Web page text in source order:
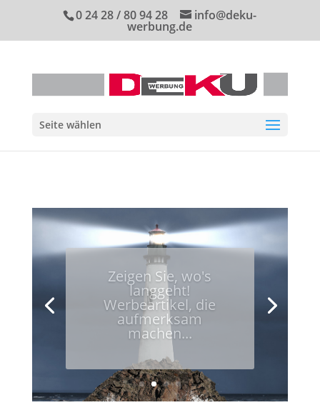
0 24 28 / 80 94 28 info@deku-
werbung.de
Seite wählen
Zeigen Sie, wo's
langgeht!
Werbeartikel, die
aufmerksam
machen...